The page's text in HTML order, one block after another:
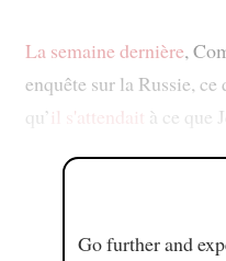
La semaine dernière,
enquête sur la Russie, ce
qu’il s'attendait à ce que
Go further and